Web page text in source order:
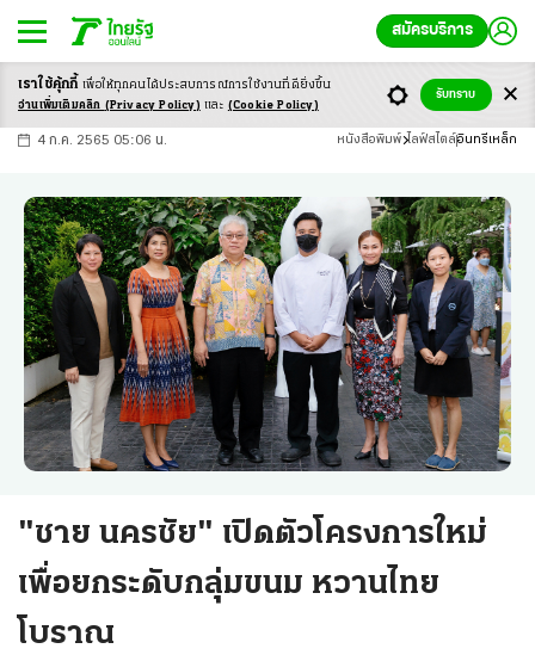
สมัครบริการ
-ก ก ก+
4 ก.ค. 2565 05:06 น. หนังสือพิมพ์ ไลฟ์สไตล์อินทรีเหล็ก
"ชาย นครชัย" เปิดตัวโครงการใหม่
เพื่อยกระดับกลุ่มขนม หวานไทย
โบราณ
เราใช้คุ้กกี้ เพื่อให้ทุกคนได้ประสบการณ์การใช้งานที่ดียิ่งขึ้น
อ่านเพิ่มเติมคลิก (Privacy Policy) และ (Cookie Policy)
รับทราบ